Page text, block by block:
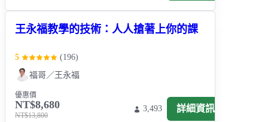
王永福教學的技術：人人搶著上你的課
5 (196)
福哥／王永福
優惠價
NT$8,680
NT$13,800
3,493 詳細資訊